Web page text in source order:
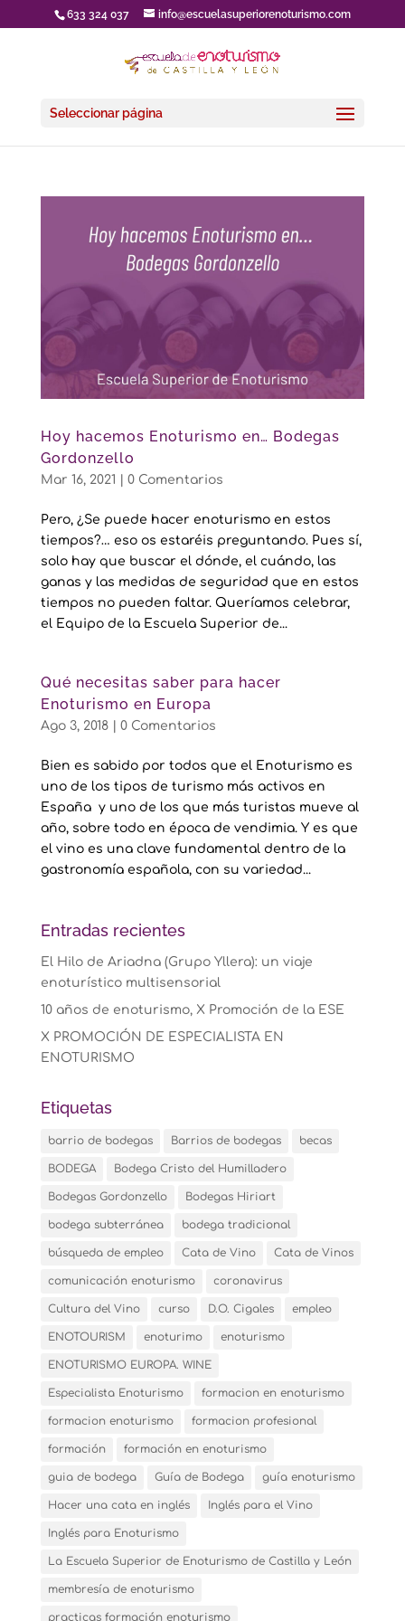
633 324 037 info@escuelasuperiorenoturismo.com
Seleccionar página
Hoy hacemos Enoturismo en… Bodegas
Gordonzello
Mar 16, 2021 0 Comentarios
Pero, ¿Se puede hacer enoturismo en estos
tiempos?… eso os estaréis preguntando. Pues sí,
solo hay que buscar el dónde, el cuándo, las
ganas y las medidas de seguridad que en estos
tiempos no pueden faltar. Queríamos celebrar,
el Equipo de la Escuela Superior de...
Qué necesitas saber para hacer
Enoturismo en Europa
Ago 3, 2018| 0 Comentarios
Bien es sabido por todos que el Enoturismo es
uno de los tipos de turismo más activos en
España y uno de los que más turistas mueve al
año, sobre todo en época de vendimia. Y es que
el vino es una clave fundamental dentro de la
gastronomía española, con su variedad...
Entradas recientes
El Hilo de Ariadna (Grupo Yllera): un viaje
enoturístico multisensorial
10 años de enoturismo, X Promoción de la ESE
X PROMOCIÓN DE ESPECIALISTA EN
ENOTURISMO
Etiquetas
barrio de bodegas Barrios de bodegas becas
BODEGA Bodega Cristo del Humilladero
Bodegas Gordonzello Bodegas Hiriart
bodega subterránea bodega tradicional
búsqueda de empleo Cata de Vino Cata de Vinos
comunicación enoturismo coronavirus
Cultura del Vino curso D.O. Cigales empleo
ENOTOURISM enoturimo enoturismo
ENOTURISMO EUROPA. WINE
Especialista Enoturismo formacion en enoturismo
formacion enoturismo formacion profesional
formación formación en enoturismo
guia de bodega Guía de Bodega guía enoturismo
Hacer una cata en inglés Inglés para el Vino
Inglés para Enoturismo
La Escuela Superior de Enoturismo de Castilla y León
membresía de enoturismo
practicas formación enoturismo